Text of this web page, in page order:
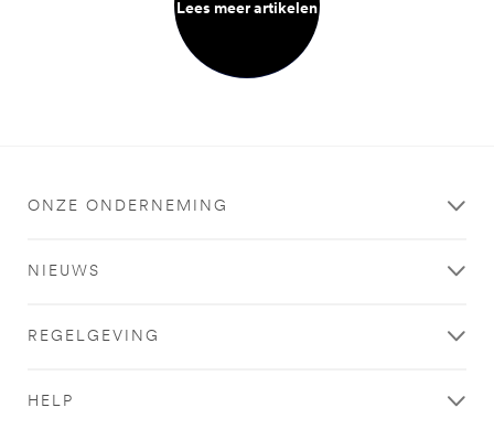
Lees meer artikelen
ONZE ONDERNEMING
NIEUWS
REGELGEVING
HELP